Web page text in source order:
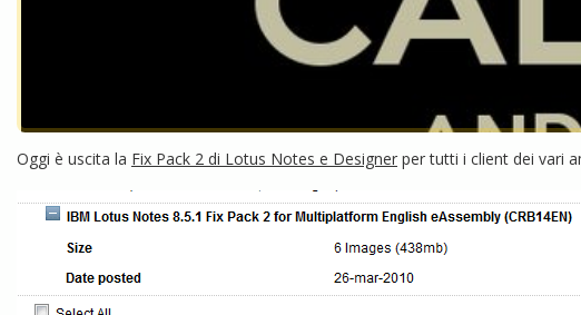
Oggi è uscita la Fix Pack 2 di Lotus Notes e Designer per tutti i client dei vari